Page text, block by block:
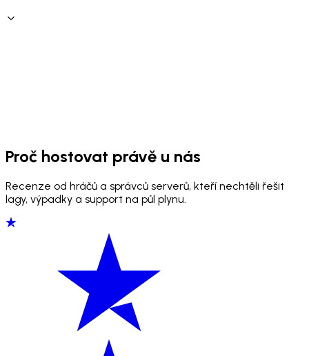
Proč hostovat právě u nás
Recenze od hráčů a správců serverů, kteří nechtěli řešit
lagy, výpadky a support na půl plynu.